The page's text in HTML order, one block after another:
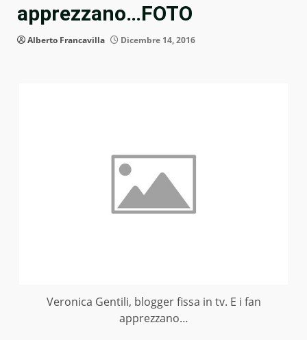
apprezzano…FOTO
Alberto Francavilla Dicembre 14, 2016
Veronica Gentili, blogger fissa in tv. E i fan
apprezzano…